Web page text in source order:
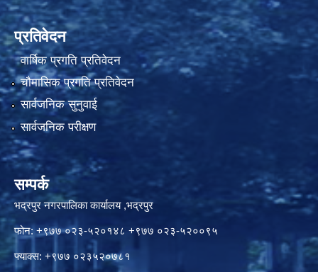
प्रतिवेदन
वार्षिक प्रगति प्रतिवेदन
चौमासिक प्रगति प्रतिवेदन
सार्वजनिक सुनुवाई
सार्वजनिक परीक्षण
सम्पर्क
भद्रपुर नगरपालिका कार्यालय ,भद्रपुर
फोन: +९७७ ०२३-५२०१४८ +९७७ ०२३-५२००९५
फ्याक्स: +९७७ ०२३५२०७८१